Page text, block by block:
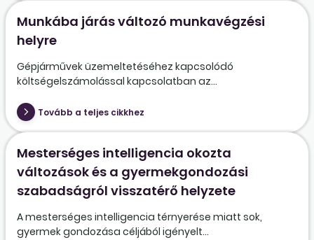
Munkába járás változó munkavégzési
helyre
Gépjárművek üzemeltetéséhez kapcsolódó
költségelszámolással kapcsolatban az...
Tovább a teljes cikkhez
Mesterséges intelligencia okozta
változások és a gyermekgondozási
szabadságról visszatérő helyzete
A mesterséges intelligencia térnyerése miatt sok,
gyermek gondozása céljából igényelt...